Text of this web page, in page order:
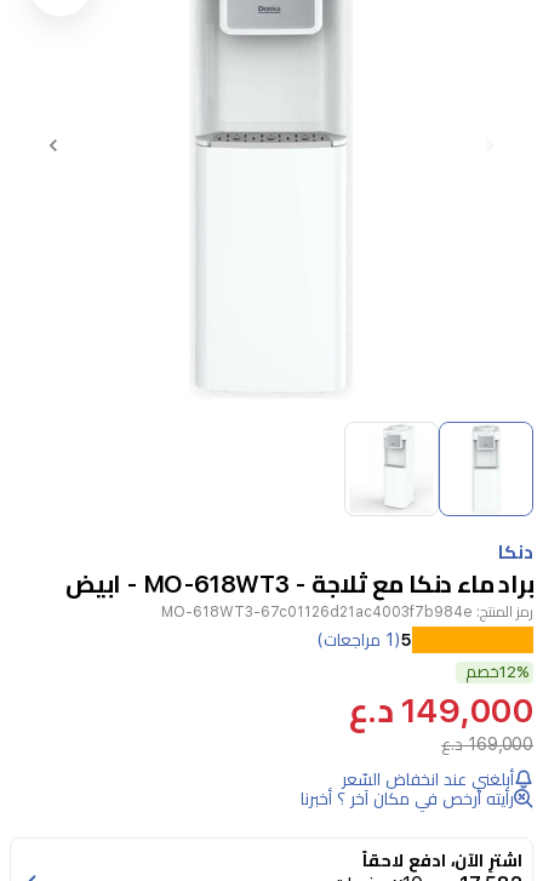
Item
1
of
2
دنكا
براد ماء دنكا مع ثلاجة - MO-618WT3 - ابيض
رمز المنتج: MO-618WT3-67c01126d21ac4003f7b984e
براد
الماء
من
نوع
MO-
618WT3
5(1 مراجعات)
12%خصم
149,000 د.ع
169,000 د.ع
أبلغني عند انخفاض السّعر
رأيته أرخص في مكان آخر ؟ أخبرنا
اشترِ الآن، ادفع لاحقاً